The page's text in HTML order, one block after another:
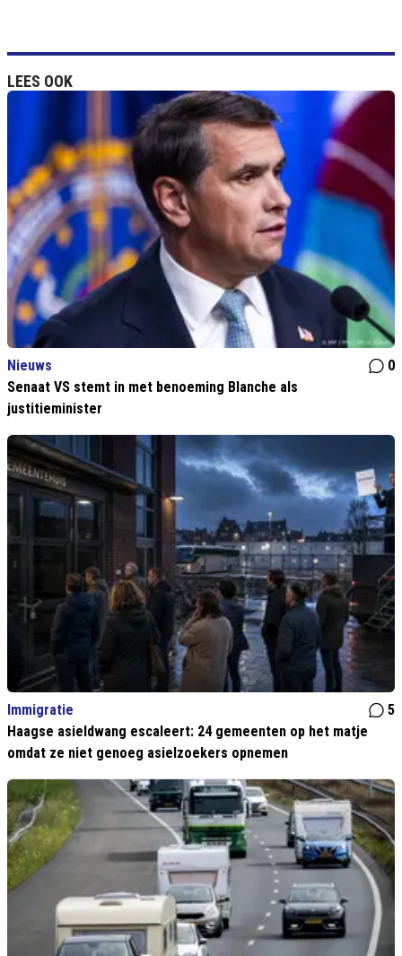
LEES OOK
Nieuws
0
Senaat VS stemt in met benoeming Blanche als
justitieminister
Immigratie
5
Haagse asieldwang escaleert: 24 gemeenten op het matje
omdat ze niet genoeg asielzoekers opnemen